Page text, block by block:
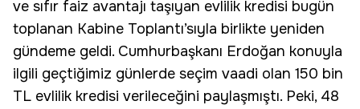
ve sıfır faiz avantajı taşıyan evlilik kredisi bugün
toplanan Kabine Toplantı’sıyla birlikte yeniden
gündeme geldi. Cumhurbaşkanı Erdoğan konuyla
ilgili geçtiğimiz günlerde seçim vaadi olan 150 bin
TL evlilik kredisi verileceğini paylaşmıştı. Peki, 48